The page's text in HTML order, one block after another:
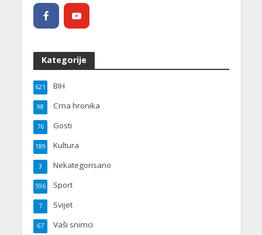
Kategorije
BIH
621
Crna hronika
98
Gosti
76
Kultura
189
Nekategorisano
3
Sport
596
Svijet
7
Vaši snimci
67